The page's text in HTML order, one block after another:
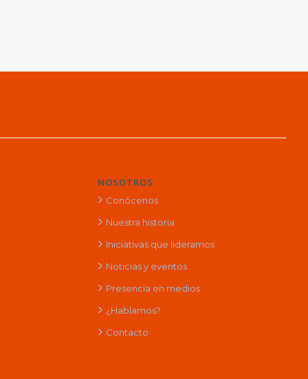
NOSOTROS
Conócenos
Nuestra historia
Iniciativas que lideramos
Noticias y eventos
Presencia en medios
¿Hablamos?
Contacto